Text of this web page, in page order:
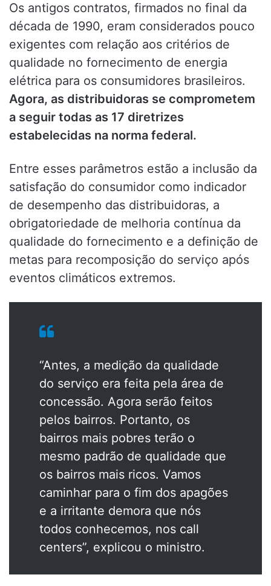
Os antigos contratos, firmados no final da
década de 1990, eram considerados pouco
exigentes com relação aos critérios de
qualidade no fornecimento de energia
elétrica para os consumidores brasileiros.
Agora, as distribuidoras se comprometem
a seguir todas as 17 diretrizes
estabelecidas na norma federal.
Entre esses parâmetros estão a inclusão da
satisfação do consumidor como indicador
de desempenho das distribuidoras, a
obrigatoriedade de melhoria contínua da
qualidade do fornecimento e a definição de
metas para recomposição do serviço após
eventos climáticos extremos.
“Antes, a medição da qualidade
do serviço era feita pela área de
concessão. Agora serão feitos
pelos bairros. Portanto, os
bairros mais pobres terão o
mesmo padrão de qualidade que
os bairros mais ricos. Vamos
caminhar para o fim dos apagões
e a irritante demora que nós
todos conhecemos, nos call
centers”, explicou o ministro.